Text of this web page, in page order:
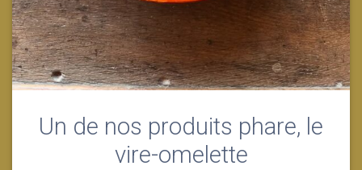
Un de nos produits phare, le
vire-omelette